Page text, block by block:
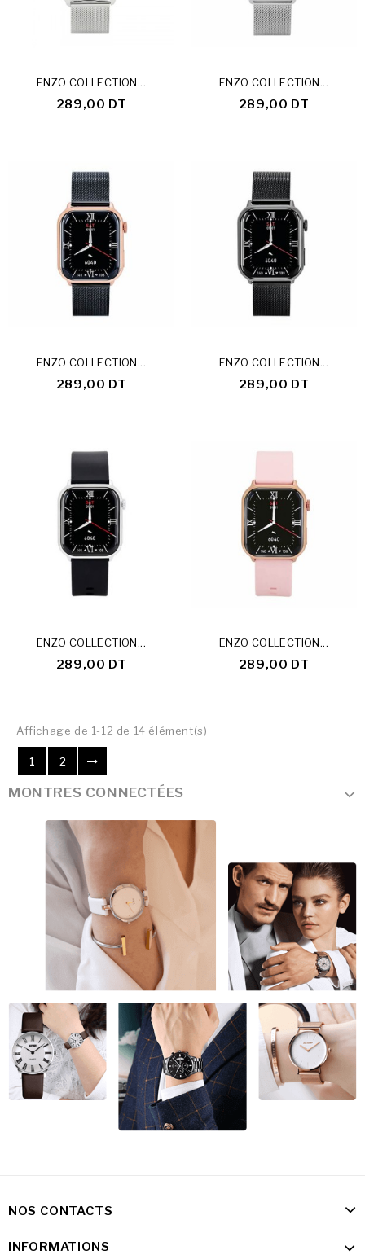
ENZO COLLECTION...
289,00 DT
ENZO COLLECTION...
289,00 DT
ENZO COLLECTION...
289,00 DT
ENZO COLLECTION...
289,00 DT
ENZO COLLECTION...
289,00 DT
ENZO COLLECTION...
289,00 DT
Affichage de 1-12 de 14 élément(s)
1 2
MONTRES CONNECTÉES
NOS CONTACTS
INFORMATIONS